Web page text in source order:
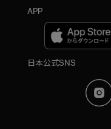
APP
日本公式SNS